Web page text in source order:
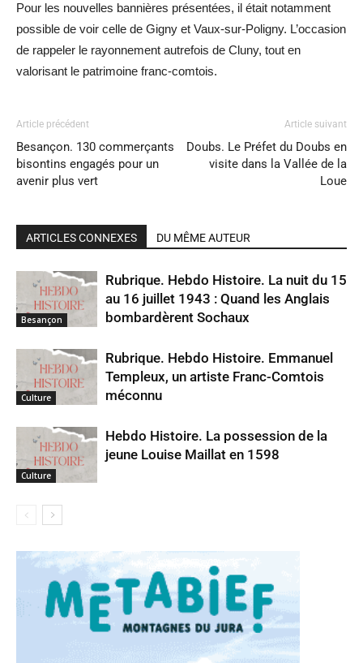
Pour les nouvelles bannières présentées, il était notamment
possible de voir celle de Gigny et Vaux-sur-Poligny. L’occasion
de rappeler le rayonnement autrefois de Cluny, tout en
valorisant le patrimoine franc-comtois.
Article précédent
Besançon. 130 commerçants
bisontins engagés pour un
avenir plus vert
Article suivant
Doubs. Le Préfet du Doubs en
visite dans la Vallée de la
Loue
ARTICLES CONNEXES DU MÊME AUTEUR
Besançon
Rubrique. Hebdo Histoire. La nuit du 15
au 16 juillet 1943 : Quand les Anglais
bombardèrent Sochaux
Culture
Rubrique. Hebdo Histoire. Emmanuel
Templeux, un artiste Franc-Comtois
méconnu
Culture
Hebdo Histoire. La possession de la
jeune Louise Maillat en 1598